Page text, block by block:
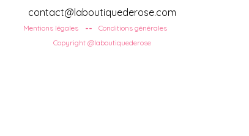
contact@laboutiquederose.com
Mentions légales Conditions générales
--
Copyright @laboutiquederose